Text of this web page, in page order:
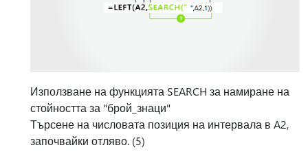
Използване на функцията SEARCH за намиране на
стойността за "брой_знаци"
Търсене на числовата позиция на интервала в A2,
започвайки отляво. (5)